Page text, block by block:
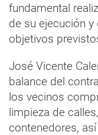
fundamental
de su ejecución
objetivos
José Vicente
balance del
los vecinos
limpieza de
contenedores,